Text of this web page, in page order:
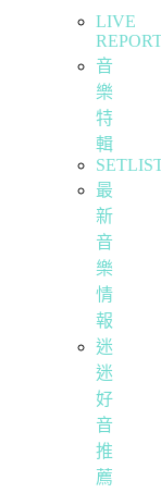
LIVE
音
樂
特
輯
最
新
音
樂
情
報
迷
迷
好
音
推
薦